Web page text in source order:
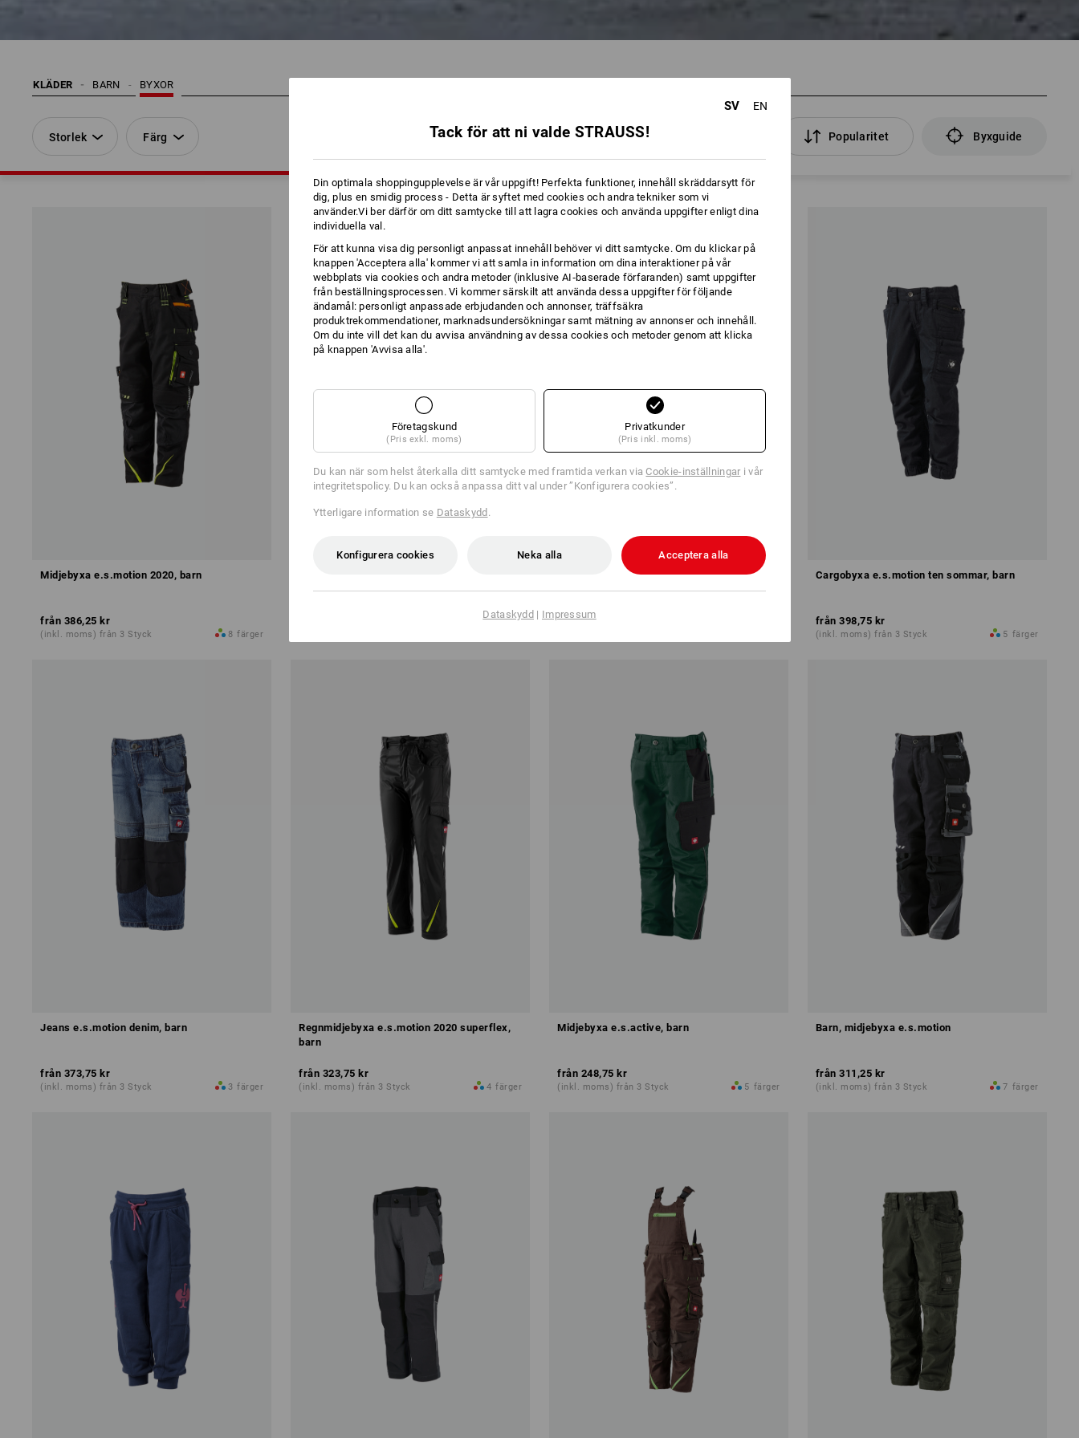
KLÄDER BYXOR
BARN
Storlek Färg 27 Artiklar Popularitet Byxguide
Midjebyxa e.s.motion 2020, barn
från 386,25 kr
(inkl. moms) från 3 Styck 8 färger
Funktionsbyxa e.s.trail, barn
från 498,75 kr
Cargobyxa e.s.motion ten sommar, barn
från 398,75 kr
(inkl. moms) från 3 Styck 5 färger
Jeans e.s.motion denim, barn
från 373,75 kr
(inkl. moms) från 3 Styck 3 färger
Regnmidjebyxa e.s.motion 2020 superflex,
barn
från 323,75 kr
(inkl. moms) från 3 Styck 4 färger
Midjebyxa e.s.active, barn
från 248,75 kr
(inkl. moms) från 3 Styck 5 färger
Barn, midjebyxa e.s.motion
från 311,25 kr
(inkl. moms) från 3 Styck 7 färger
SV EN
Tack för att ni valde STRAUSS!
Din optimala shoppingupplevelse är vår uppgift! Perfekta funktioner, innehåll skräddarsytt för
dig, plus en smidig process - Detta är syftet med cookies och andra tekniker som vi
använder.Vi ber därför om ditt samtycke till att lagra cookies och använda uppgifter enligt dina
individuella val.
För att kunna visa dig personligt anpassat innehåll behöver vi ditt samtycke. Om du klickar på
knappen 'Acceptera alla' kommer vi att samla in information om dina interaktioner på vår
webbplats via cookies och andra metoder (inklusive AI‑baserade förfaranden) samt uppgifter
från beställningsprocessen. Vi kommer särskilt att använda dessa uppgifter för följande
ändamål: personligt anpassade erbjudanden och annonser, träffsäkra
produktrekommendationer, marknadsundersökningar samt mätning av annonser och innehåll.
Om du inte vill det kan du avvisa användning av dessa cookies och metoder genom att klicka
på knappen 'Avvisa alla'.
Företagskund
(Pris exkl. moms)
Privatkunder
(Pris inkl. moms)
Du kan när som helst återkalla ditt samtycke med framtida verkan viaCookie-inställningar i vår
integritetspolicy. Du kan också anpassa ditt val under ”Konfigurera cookies”.
Ytterligare information se Dataskydd.
Konfigurera cookies Neka alla Acceptera alla
Dataskydd | Impressum